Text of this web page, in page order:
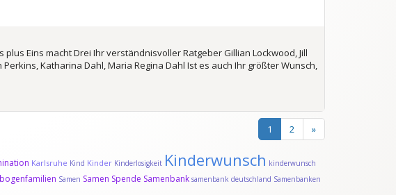
Eins macht Drei Ihr verständnisvoller Ratgeber Gillian Lockwood, Jill
Katharina Dahl, Maria Regina Dahl Ist es auch Ihr größter Wunsch,
1 2 »
Karlsruhe Kind Kinder Kinderlosigkeit Kinderwunsch kinderwunsch
Samen Samen Spende Samenbank samenbank deutschland Samenbanken